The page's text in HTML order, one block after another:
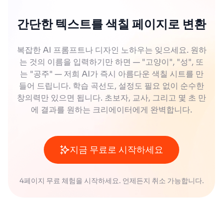
간단한 텍스트를 색칠 페이지로 변환
복잡한 AI 프롬프트나 디자인 노하우는 잊으세요. 원하
는 것의 이름을 입력하기만 하면 — "고양이", "성", 또
는 "공주" — 저희 AI가 즉시 아름다운 색칠 시트를 만
들어 드립니다. 학습 곡선도, 설정도 필요 없이 순수한
창의력만 있으면 됩니다. 초보자, 교사, 그리고 몇 초 만
에 결과를 원하는 크리에이터에게 완벽합니다.
지금 무료로 시작하세요
4페이지 무료 체험을 시작하세요. 언제든지 취소 가능합니다.